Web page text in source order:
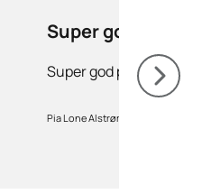
Super god
Super god professionel
Pia Lone Alstrøm